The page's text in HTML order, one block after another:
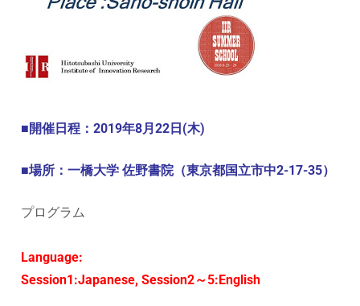
ン
研
ン
■開催日程：2019年8月22日(木)
■場所：一橋大学 佐野書院（東京都国立市中2-17-35）
プログラム
Language:
Session1:Japanese, Session2～5:English